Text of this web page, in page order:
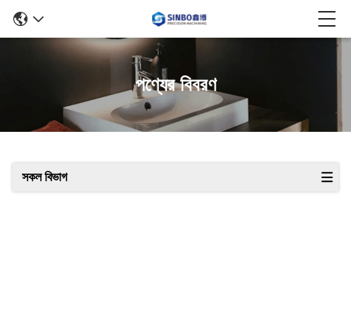
পণ্যের বিবরণ
সকল বিভাগ